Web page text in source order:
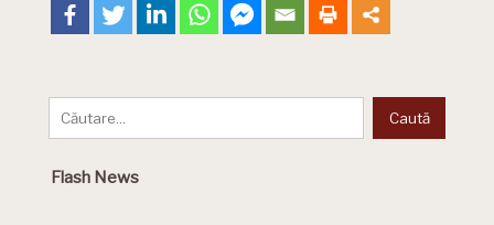
Flash News